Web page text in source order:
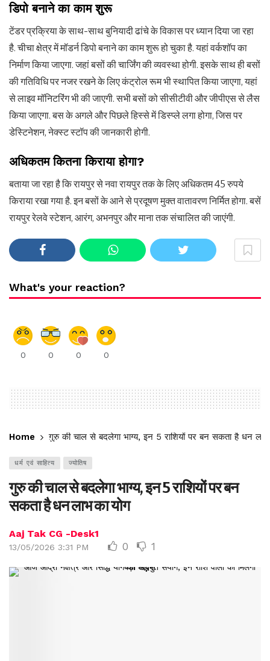
डिपो बनाने का काम शुरू
टेंडर प्रक्रिया के साथ-साथ बुनियादी ढांचे के विकास पर ध्यान दिया जा रहा
है. चीचा क्षेत्र में मॉडर्न डिपो बनाने का काम शुरू हो चुका है. यहां वर्कशॉप का
निर्माण किया जाएगा. जहां बसों की चार्जिंग की व्यवस्था होगी. इसके साथ ही बसों
की गतिविधि पर नजर रखने के लिए कंट्रोल रूम भी स्थापित किया जाएगा, यहां
से लाइव मॉनिटरिंग भी की जाएगी. सभी बसों को सीसीटीवी और जीपीएस से लैस
किया जाएगा. बस के अगले और पिछले हिस्से में डिस्प्ले लगा होगा, जिस पर
डेस्टिनेशन, नेक्स्ट स्टॉप की जानकारी होगी.
अधिकतम कितना किराया होगा?
बताया जा रहा है कि रायपुर से नवा रायपुर तक के लिए अधिकतम 45 रुपये
किराया रखा गया है. इन बसों के आने से प्रदूषण मुक्त वातावरण निर्मित होगा. बसें
रायपुर रेलवे स्टेशन, आरंग, अभनपुर और माना तक संचालित की जाएंगी.
What's your reaction?
0 0 0 0
Home गुरु की चाल से बदलेगा भाग्य, इन 5 राशियों पर बन सकता है धन लाभ
धर्म एवं साहित्य ज्योतिष
गुरु की चाल से बदलेगा भाग्य, इन 5 राशियों पर बन
सकता है धन लाभ का योग
Aaj Tak CG -Desk1
13/05/2026 3:31 PM 0 1